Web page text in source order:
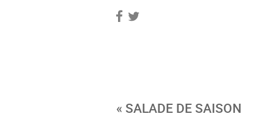
« SALADE DE SAISON